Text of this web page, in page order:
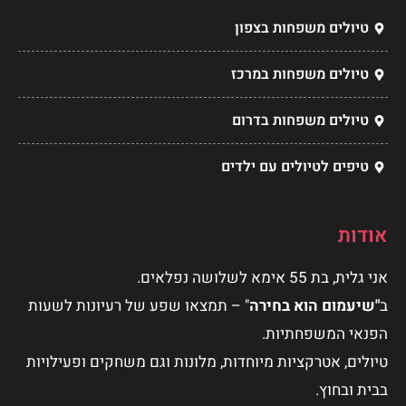
טיולים משפחות בצפון
טיולים משפחות במרכז
טיולים משפחות בדרום
טיפים לטיולים עם ילדים
אודות
אני גלית, בת 55 אימא לשלושה נפלאים.
ב"שיעמום הוא בחירה" – תמצאו שפע של רעיונות לשעות
הפנאי המשפחתיות.
טיולים, אטרקציות מיוחדות, מלונות וגם משחקים ופעילויות
בבית ובחוץ.